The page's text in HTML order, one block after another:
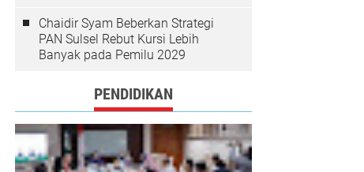
Chaidir Syam Beberkan Strategi
PAN Sulsel Rebut Kursi Lebih
Banyak pada Pemilu 2029
PENDIDIKAN